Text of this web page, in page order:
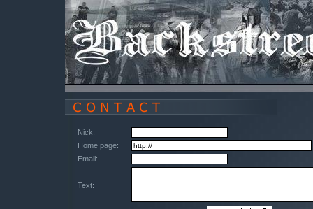
Nick:
Home page:
Email:
Text: